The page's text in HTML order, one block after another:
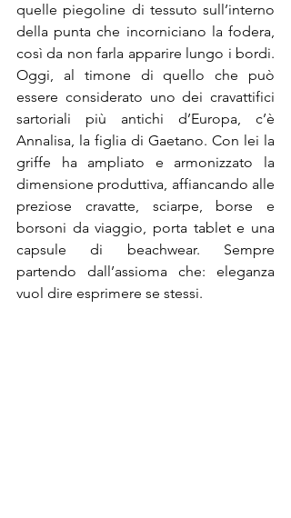
quelle piegoline di tessuto sull’interno
della punta che incorniciano la fodera,
così da non farla apparire lungo i bordi.
Oggi, al timone di quello che può
essere considerato uno dei cravattifici
sartoriali più antichi d’Europa, c’è
Annalisa, la figlia di Gaetano. Con lei la
griffe ha ampliato e armonizzato la
dimensione produttiva, affiancando alle
preziose cravatte, sciarpe, borse e
borsoni da viaggio, porta tablet e una
capsule di beachwear. Sempre
partendo dall’assioma che: eleganza
vuol dire esprimere se stessi.